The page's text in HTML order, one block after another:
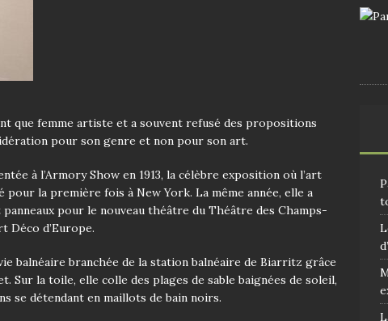
que femme artiste et a souvent refusé des propositions
pour son genre et non pour son art.
à l’Armory Show en 1913, la célèbre exposition où l’art
la première fois à New York. La même année, elle a
pour le nouveau théâtre du Théâtre des Champs-
Déco d’Europe.
balnéaire branchée de la station balnéaire de Biarritz grâce
Sur la toile, elle colle des plages de sable baignées de soleil,
se détendant en maillots de bain noirs.